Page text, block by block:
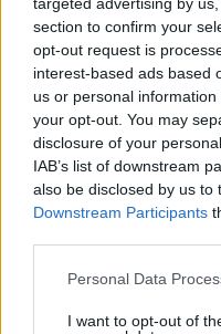
section to confirm your
opt-out request is
interest-based ads based
us or personal
your opt-out. You may
disclosure of your
IAB’s list of downstream
also be disclosed by us to
Downstream Participants
Please note that this
not limited to your visit or
Personal Data
I want to opt-out of